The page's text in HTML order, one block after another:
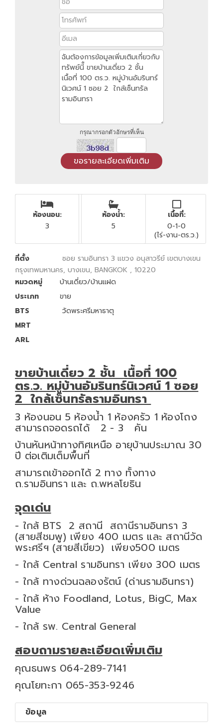
กรุณากรอกตัวอักษรที่เห็น
ห้องนอน:
3
ห้องน้ำ:
5
เนื้อที่:
0-1-0
(ไร่-งาน-ตร.ว.)
ที่ตั้ง
ซอย รามอินทรา 3 แขวง อนุสาวรีย์ เขตบางเขน
กรุงเทพมหานคร, บางเขน, BANGKOK , 10220
หมวดหมู่
บ้านเดี่ยว/บ้านแฝด
ประเภท
ขาย
BTS
วัดพระศรีมหาธาตุ
MRT
ARL
ขายบ้านเดี่ยว 2 ชั้น เนื้อที่ 100
ตร.ว. หมู่บ้านอัมรินทร์นิเวศน์ 1 ซอย
2 ใกล้เซ็นทรัลรามอินทรา
3 ห้องนอน 5 ห้องน้ำ 1 ห้องครัว 1 ห้องโถง
สามารถจอดรถได้ 2 - 3 คัน
บ้านหันหน้าทางทิศเหนือ อายุบ้านประมาณ 30
ปี ต่อเติมเต็มพื้นที่
สามารถเข้าออกได้ 2 ทาง ทั้งทาง
ถ.รามอินทรา และ ถ.พหลโยธิน
จุดเด่น
- ใกล้ BTS 2 สถานี สถานีรามอินทรา 3
(สายสีชมพู) เพียง 400 เมตร และ สถานีวัด
พระศรีฯ (สายสีเขียว) เพียง500 เมตร
- ใกล้ Central รามอินทรา เพียง 300 เมตร
- ใกล้ ทางด่วนฉลองรัตน์ (ด่านรามอินทรา)
- ใกล้ ห้าง Foodland, Lotus, BigC, Max
Value
- ใกล้ รพ. Central General
สอบถามรายละเอียดเพิ่มเติม
คุณธนพร 064-289-7141
คุณโยทะกา 065-353-9246
ข้อมูล